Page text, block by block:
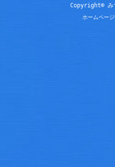
Copyright© み
ホームペー